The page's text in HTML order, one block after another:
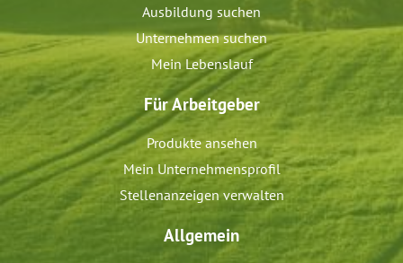
Ausbildung suchen
Unternehmen suchen
Mein Lebenslauf
Für Arbeitgeber
Produkte ansehen
Mein Unternehmensprofil
Stellenanzeigen verwalten
Allgemein